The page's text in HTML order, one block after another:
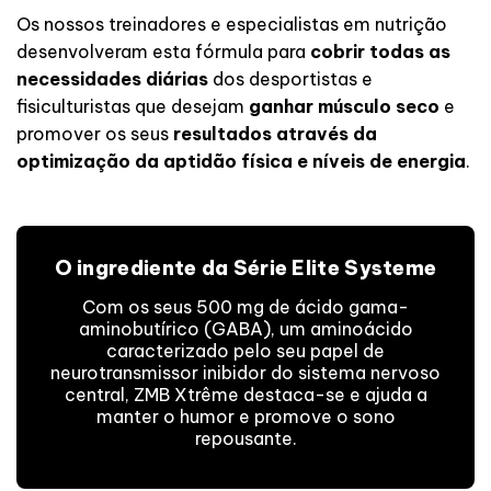
Os nossos treinadores e especialistas em nutrição
desenvolveram esta fórmula para cobrir todas as
necessidades diárias dos desportistas e
fisiculturistas que desejam ganhar músculo seco e
promover os seus resultados através da
optimização da aptidão física e níveis de energia.
O ingrediente da Série Elite Systeme
Com os seus 500 mg de ácido gama-
aminobutírico (GABA), um aminoácido
caracterizado pelo seu papel de
neurotransmissor inibidor do sistema nervoso
central, ZMB Xtrême destaca-se e ajuda a
manter o humor e promove o sono
repousante.